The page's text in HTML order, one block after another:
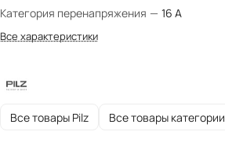
Категория перенапряжения — 16 A
Все характеристики
Все товары Pilz Все товары категории